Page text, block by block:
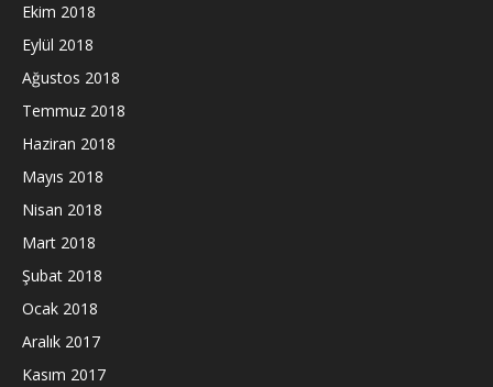
Ekim 2018
Eylül 2018
Ağustos 2018
Temmuz 2018
Haziran 2018
Mayıs 2018
Nisan 2018
Mart 2018
Şubat 2018
Ocak 2018
Aralık 2017
Kasım 2017